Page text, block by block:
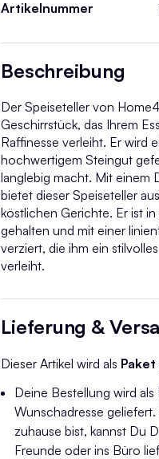
Artikelnummer
Beschreibung
Der Speiseteller von
Geschirrstück, das Ihrem
Raffinesse verleiht. Er wird
hochwertigem Steingut
langlebig macht. Mit einem
bietet dieser Speiseteller
köstlichen Gerichte. Er ist
gehalten und mit einer
verziert, die ihm ein
verleiht.
Lieferung &
Dieser Artikel wird als Paket
Deine Bestellung wird als
Wunschadresse
zuhause bist, kannst Du
Freunde oder ins Büro